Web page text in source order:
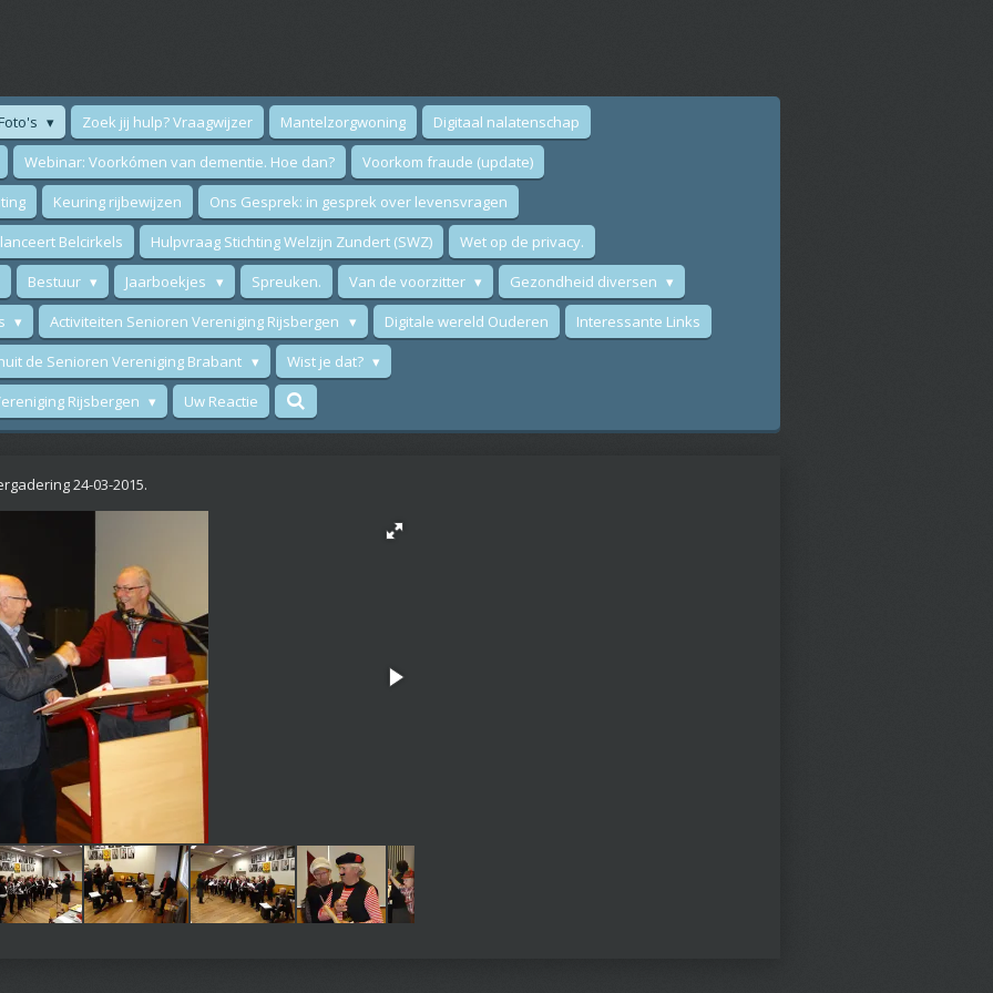
Zoek jij hulp? Vraagwijzer Mantelzorgwoning
Digitaal nalatenschap
Webinar: Voorkómen van dementie. Hoe dan?
Voorkom fraude (update)
Keuring rijbewijzen
Ons Gesprek: in gesprek over levensvragen
Belcirkels
Hulpvraag Stichting Welzijn Zundert (SWZ)
Wet op de privacy.
Bestuur Jaarboekjes Spreuken. Van de voorzitter
Gezondheid diversen
Activiteiten Senioren Vereniging Rijsbergen Digitale wereld Ouderen
Interessante Links
de Senioren Vereniging Brabant
Wist je dat?
Rijsbergen
Uw Reactie
24-03-2015.